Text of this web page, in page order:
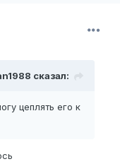
сказал:
цеплять его к